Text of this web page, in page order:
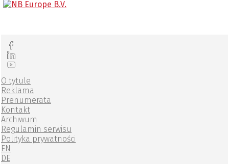
O tytule
Reklama
Prenumerata
Kontakt
Archiwum
Regulamin serwisu
Polityka prywatności
EN
DE